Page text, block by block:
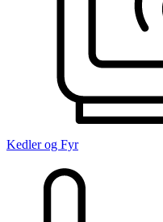
Kedler og Fyr